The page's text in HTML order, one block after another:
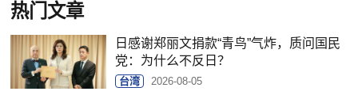
热门文章
日感谢郑丽文捐款“青鸟”气炸，质问国民
党：为什么不反日？
台湾 2026-08-05